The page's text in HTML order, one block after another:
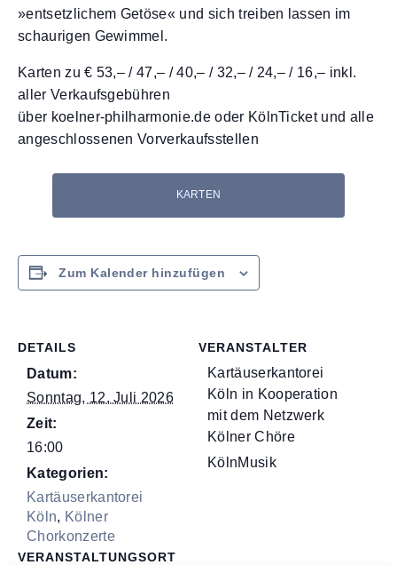
»entsetzlichem Getöse« und sich treiben lassen im
schaurigen Gewimmel.
Karten zu € 53,– / 47,– / 40,– / 32,– / 24,– / 16,– inkl.
aller Verkaufsgebühren
über koelner-philharmonie.de oder KölnTicket und alle
angeschlossenen Vorverkaufsstellen
KARTEN
Zum Kalender hinzufügen
DETAILS
Datum:
Sonntag, 12. Juli 2026
Zeit:
16:00
Kategorien:
Kartäuserkantorei
Köln, Kölner
Chorkonzerte
VERANSTALTUNGSORT
VERANSTALTER
Kartäuserkantorei
Köln in Kooperation
mit dem Netzwerk
Kölner Chöre
KölnMusik